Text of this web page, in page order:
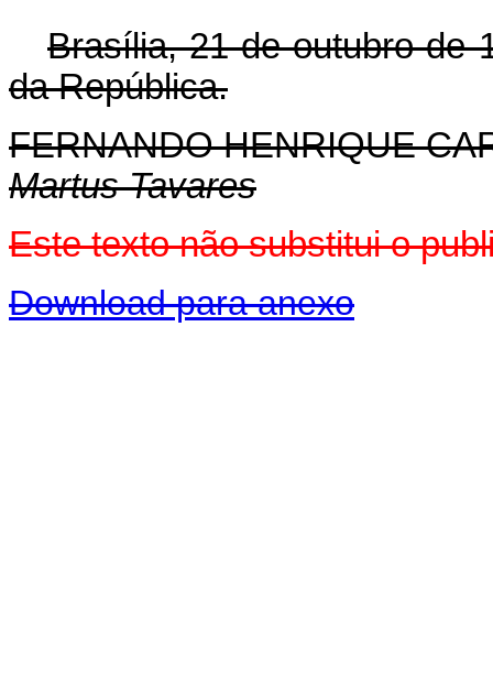
Brasília, 21 de outubro de
da República.
FERNANDO HENRIQUE
Martus Tavares
Este texto não substitui o
Download para anexo